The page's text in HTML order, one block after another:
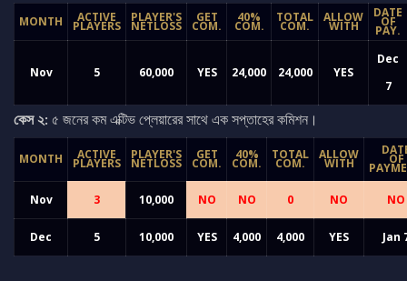
MONTH ACTIVE
PLAYERS
PLAYER'S
NETLOSS
GET
COM.
40%
COM.
TOTAL
COM.
ALLOW
WITH
DATE
OF
PAY.
Nov 5 60,000 YES 24,000 24,000 YES
Dec
7
কেস ২: ৫ জনের কম এক্টিভ প্লেয়ারের সাথে এক সপ্তাহের কমিশন।
MONTH ACTIVE
PLAYERS
PLAYER'S
NETLOSS
GET
COM.
40%
COM.
TOTAL
COM.
ALLOW
WITH OF
Nov 3 10,000 NO NO 0 NO NO
Dec 5 10,000 YES 4,000 4,000 YES Jan